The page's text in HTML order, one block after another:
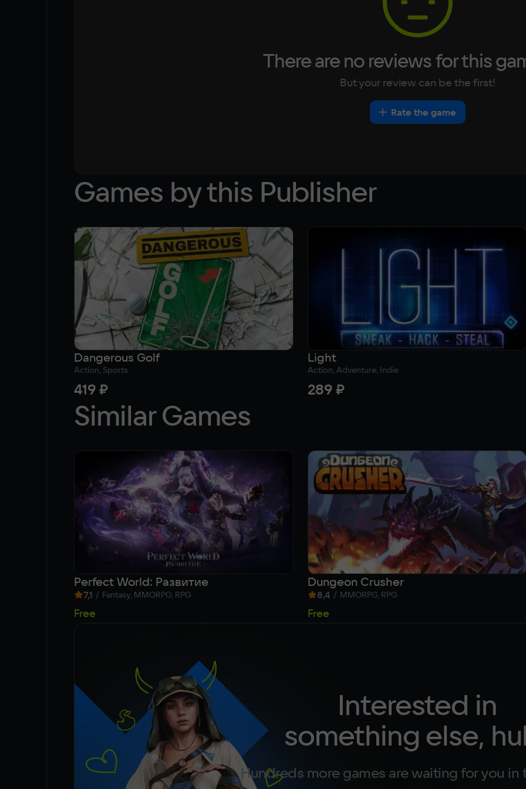
There are no reviews for this
But your review can be the first!
Rate the game
Games by this Publisher
Dangerous Golf
Action, Sports
419 ₽
Light
Action, Adventure, Indie
289 ₽
Similar Games
Perfect World: Развитие
7,1 / Fantasy, MMORPG, RPG
Free
Dungeon Crusher
8,4 / MMORPG, RPG
Free
Interested in
something else,
Hundreds more games are waiting for you in